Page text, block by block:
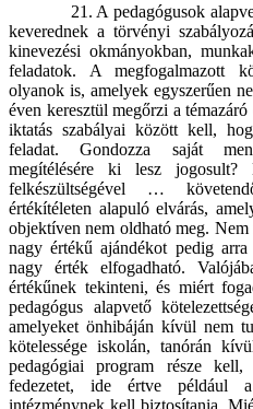
21. A pedagógusok
keverednek a törvényi
kinevezési okmányokban,
feladatok. A megfogalmazott
olyanok is, amelyek egyszerűen
éven keresztül megőrzi a
iktatás szabályai között kell,
feladat. Gondozza saját
megítélésére ki lesz jogosult?
felkészültségével …
értékítéleten alapuló elvárás,
objektíven nem oldható meg.
nagy értékű ajándékot pedig
nagy érték elfogadható.
értékűnek tekinteni, és miért
pedagógus alapvető
amelyeket önhibáján kívül nem
kötelessége iskolán, tanórán
pedagógiai program része
fedezetet, ide értve például
intézménynek kell biztosítania.